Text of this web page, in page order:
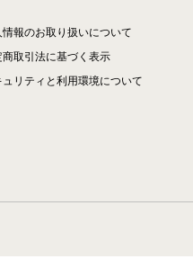
情報のお取り扱いについて
商取引法に基づく表示
ュリティと利用環境について